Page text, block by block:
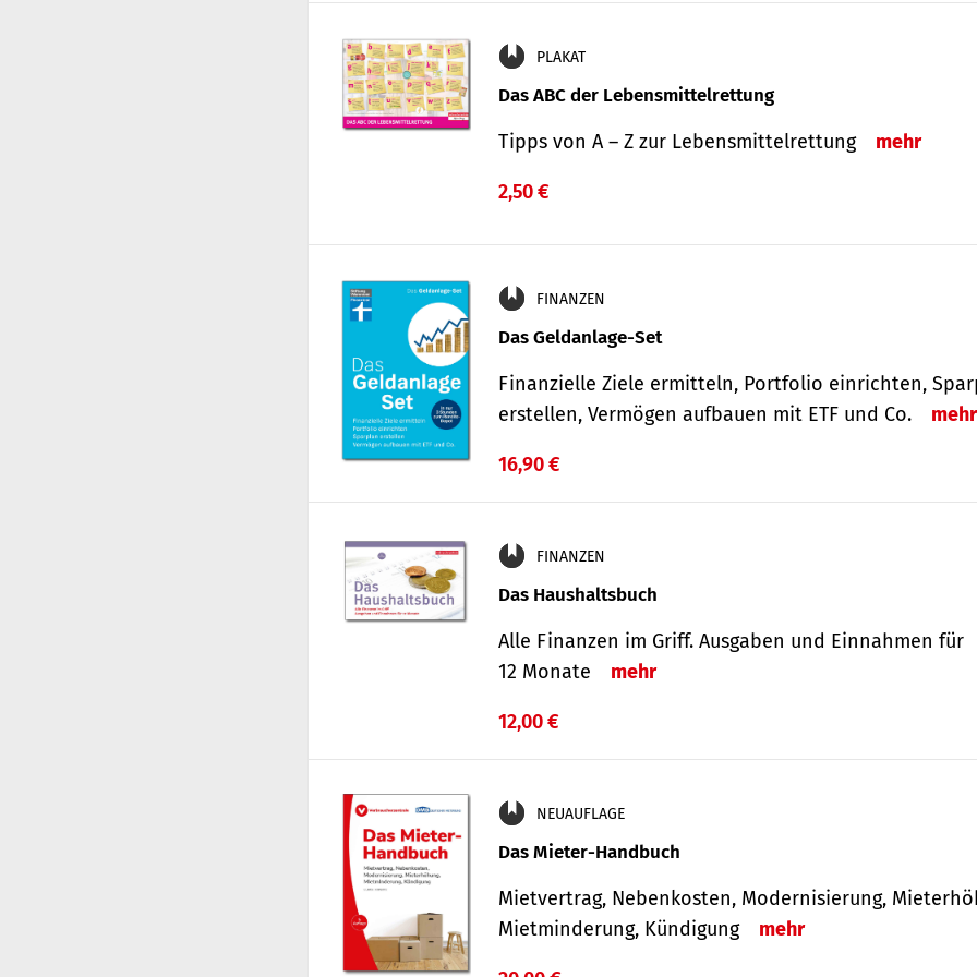
PLAKAT
Das ABC der Lebensmittelrettung
Tipps von A – Z zur Lebensmittelrettung mehr
2,50 €
FINANZEN
Das Geldanlage-Set
Finanzielle Ziele ermitteln, Portfolio einrichten,
erstellen, Vermögen aufbauen mit ETF und Co.
mehr
16,90 €
FINANZEN
Das Haushaltsbuch
Alle Finanzen im Griff. Aus­gaben und Ein­nahmen für
12 Monate
mehr
12,00 €
NEUAUFLAGE
Das Mieter-Handbuch
Mietvertrag, Nebenkosten, Modernisierung,
Mietminderung, Kündigung
mehr